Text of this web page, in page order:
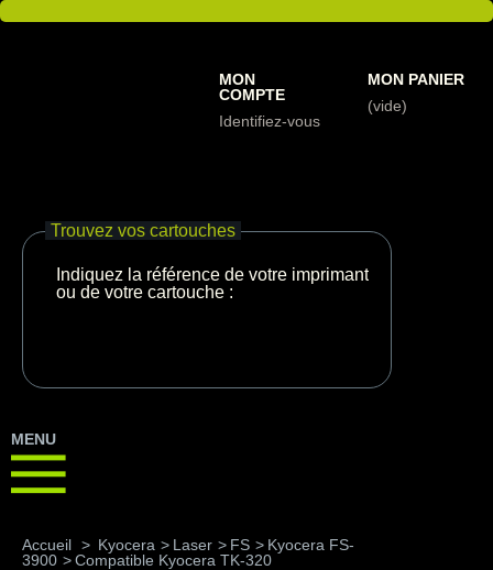
MON
COMPTE
Identifiez-vous
MON PANIER
(vide)
Trouvez vos cartouches
Indiquez la référence de votre imprimante
ou de votre cartouche :
MENU
Accueil > Kyocera > Laser > FS > Kyocera FS-
3900 >Compatible Kyocera TK-320